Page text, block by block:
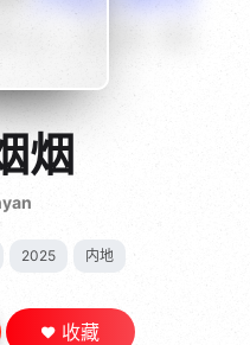
烟
2025 内地
收藏